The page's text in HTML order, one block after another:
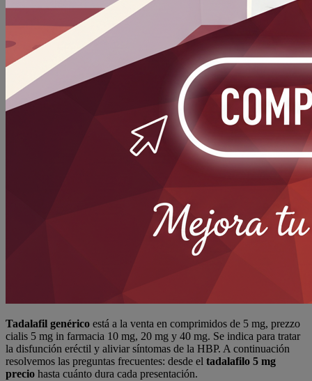
Tadalafil genérico está a la venta en comprimidos de 5 mg, prezzo
cialis 5 mg in farmacia 10 mg, 20 mg y 40 mg. Se indica para tratar
la disfunción eréctil y aliviar síntomas de la HBP. A continuación
resolvemos las preguntas frecuentes: desde el tadalafilo 5 mg
precio hasta cuánto dura cada presentación.